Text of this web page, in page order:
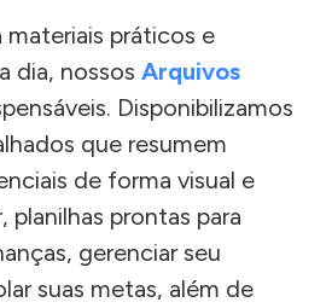
materiais práticos e
dia, nossos Arquivos
Disponibilizamos
que resumem
de forma visual e
prontas para
gerenciar seu
suas metas, além de